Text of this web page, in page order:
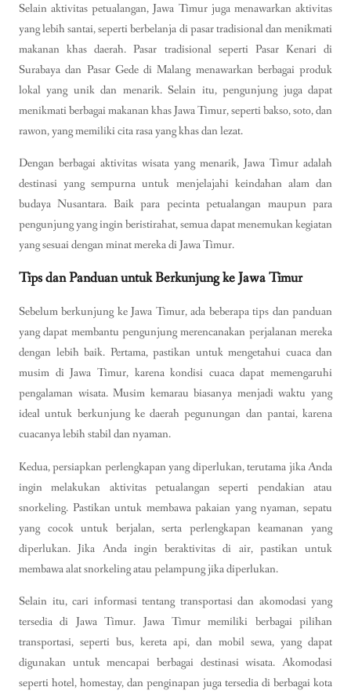
Selain aktivitas petualangan, Jawa Timur juga menawarkan aktivitas
yang lebih santai, seperti berbelanja di pasar tradisional dan menikmati
makanan khas daerah. Pasar tradisional seperti Pasar Kenari di
Surabaya dan Pasar Gede di Malang menawarkan berbagai produk
lokal yang unik dan menarik. Selain itu, pengunjung juga dapat
menikmati berbagai makanan khas Jawa Timur, seperti bakso, soto, dan
rawon, yang memiliki cita rasa yang khas dan lezat.
Dengan berbagai aktivitas wisata yang menarik, Jawa Timur adalah
destinasi yang sempurna untuk menjelajahi keindahan alam dan
budaya Nusantara. Baik para pecinta petualangan maupun para
pengunjung yang ingin beristirahat, semua dapat menemukan kegiatan
yang sesuai dengan minat mereka di Jawa Timur.
Tips dan Panduan untuk Berkunjung ke Jawa Timur
Sebelum berkunjung ke Jawa Timur, ada beberapa tips dan panduan
yang dapat membantu pengunjung merencanakan perjalanan mereka
dengan lebih baik. Pertama, pastikan untuk mengetahui cuaca dan
musim di Jawa Timur, karena kondisi cuaca dapat memengaruhi
pengalaman wisata. Musim kemarau biasanya menjadi waktu yang
ideal untuk berkunjung ke daerah pegunungan dan pantai, karena
cuacanya lebih stabil dan nyaman.
Kedua, persiapkan perlengkapan yang diperlukan, terutama jika Anda
ingin melakukan aktivitas petualangan seperti pendakian atau
snorkeling. Pastikan untuk membawa pakaian yang nyaman, sepatu
yang cocok untuk berjalan, serta perlengkapan keamanan yang
diperlukan. Jika Anda ingin beraktivitas di air, pastikan untuk
membawa alat snorkeling atau pelampung jika diperlukan.
Selain itu, cari informasi tentang transportasi dan akomodasi yang
tersedia di Jawa Timur. Jawa Timur memiliki berbagai pilihan
transportasi, seperti bus, kereta api, dan mobil sewa, yang dapat
digunakan untuk mencapai berbagai destinasi wisata. Akomodasi
seperti hotel, homestay, dan penginapan juga tersedia di berbagai kota